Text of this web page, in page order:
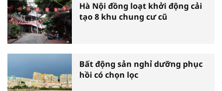
Hà Nội đồng loạt khởi động cải
tạo 8 khu chung cư cũ
Bất động sản nghỉ dưỡng phục
hồi có chọn lọc